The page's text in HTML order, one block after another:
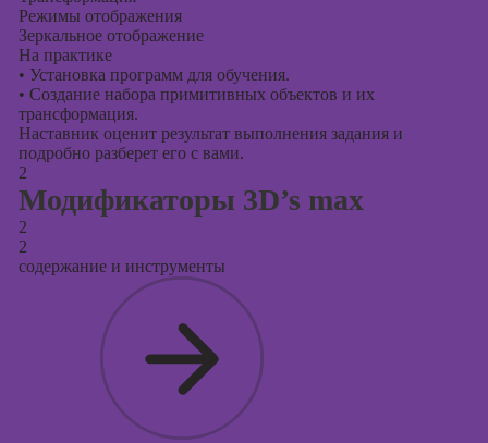
Режимы отображения
Зеркальное отображение
На практике
• Установка программ для обучения.
• Создание набора примитивных объектов и их
трансформация.
Наставник оценит результат выполнения задания и
подробно разберет его с вами.
2
Модификаторы 3D’s max
2
2
содержание и инструменты